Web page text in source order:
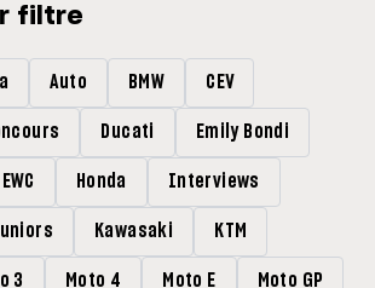
filtre
Auto BMW CEV
Ducati Emily Bondi
EWC Honda Interviews
Kawasaki KTM
3 Moto 4 Moto E Moto GP